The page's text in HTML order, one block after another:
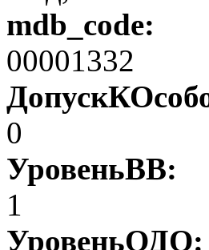
mdb_code:
00001332
0
УровеньВВ:
1
УровеньОДО: